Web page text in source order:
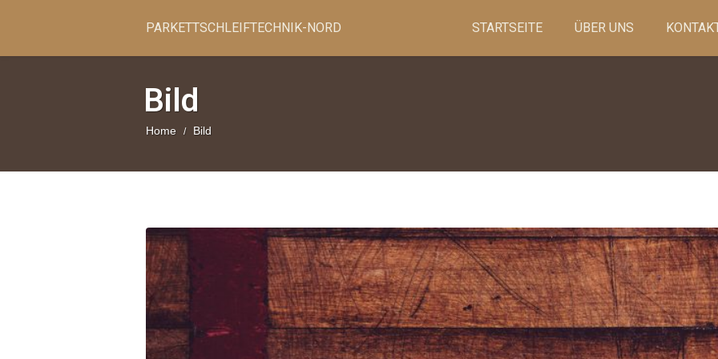
PARKETTSCHLEIFTECHNIK-NORD STARTSEITE ÜBER UNS
Bild
Home / Bild